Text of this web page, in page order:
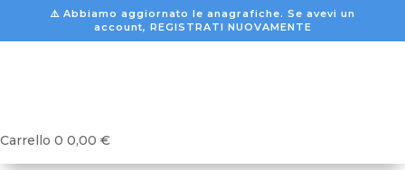
⚠️ Abbiamo aggiornato le anagrafiche. Se avevi un
account, REGISTRATI NUOVAMENTE
Carrello 0 0,00 €